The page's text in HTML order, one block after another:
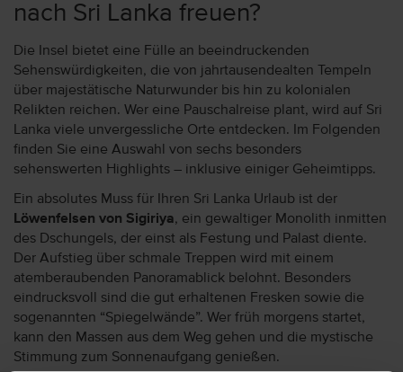
nach Sri Lanka freuen?
Die Insel bietet eine Fülle an beeindruckenden
Sehenswürdigkeiten, die von jahrtausendealten Tempeln
über majestätische Naturwunder bis hin zu kolonialen
Relikten reichen. Wer eine Pauschalreise plant, wird auf Sri
Lanka viele unvergessliche Orte entdecken. Im Folgenden
finden Sie eine Auswahl von sechs besonders
sehenswerten Highlights – inklusive einiger Geheimtipps.
Ein absolutes Muss für Ihren Sri Lanka Urlaub ist der
Löwenfelsen von Sigiriya, ein gewaltiger Monolith inmitten
des Dschungels, der einst als Festung und Palast diente.
Der Aufstieg über schmale Treppen wird mit einem
atemberaubenden Panoramablick belohnt. Besonders
eindrucksvoll sind die gut erhaltenen Fresken sowie die
sogenannten “Spiegelwände”. Wer früh morgens startet,
kann den Massen aus dem Weg gehen und die mystische
Stimmung zum Sonnenaufgang genießen.